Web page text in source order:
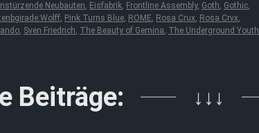
Neubauten, Eisfabrik, Frontline Assembly, Goth, Gothic,
, Pink Turns Blue, ROME, Rosa Crux, Rosa Crvx,
, Sven Friedrich, The Beauty of Gemina, The Underground Youth
Beiträge: ↓↓↓